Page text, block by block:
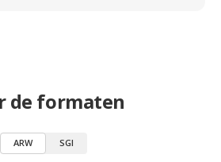
de formaten
ARW SGI